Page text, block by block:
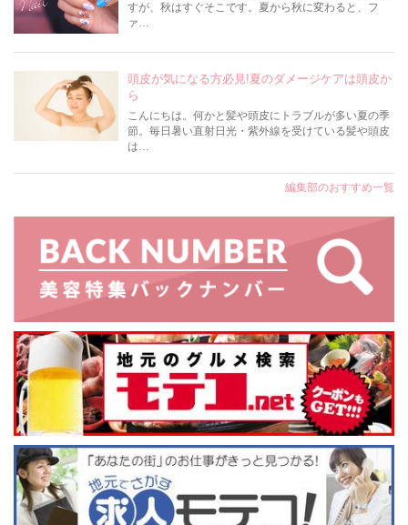
すが、秋はすぐそこです。夏から秋に変わると、フ
ァ…
頭皮が気になる方必見!夏のダメージケアは頭皮か
ら
こんにちは。何かと髪や頭皮にトラブルが多い夏の季
節。毎日暑い直射日光・紫外線を受けている髪や頭皮
は…
編集部のおすすめ一覧